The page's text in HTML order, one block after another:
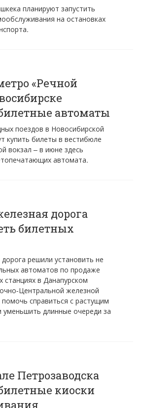
планируют запустить
на остановках
«Речной
автоматы
поездов в Новосибирской
купить билеты в вестибюле
вокзал – в июне здесь
автомата.
дорога
билетных
решили установить не
автоматов по продаже
станциях в Данапурском
Центральной железной
справиться с растущим
длинные очереди за
Петрозаводска
киоски